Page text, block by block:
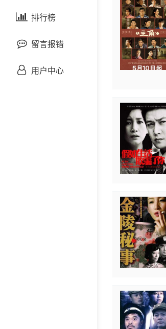
剧情片
战争片
悬疑片
泰国剧
欧美综艺
欧美动漫
排行榜
留言报错
用户中心